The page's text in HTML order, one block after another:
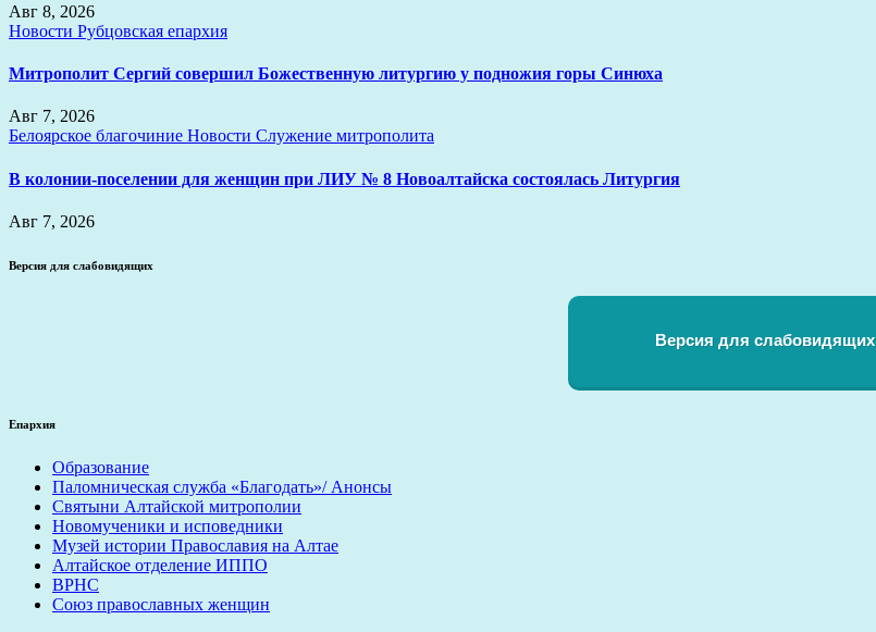
Авг 8, 2026
Новости Рубцовская епархия
Митрополит Сергий совершил Божественную литургию у подножия горы Синюха
Авг 7, 2026
Белоярское благочиние Новости Служение митрополита
В колонии-поселении для женщин при ЛИУ № 8 Новоалтайска состоялась Литургия
Авг 7, 2026
Версия для слабовидящих
Версия для слабовидящих
Епархия
Образование
Паломническая служба «Благодать»/ Анонсы
Святыни Алтайской митрополии
Новомученики и исповедники
Музей истории Православия на Алтае
Алтайское отделение ИППО
ВРНС
Союз православных женщин